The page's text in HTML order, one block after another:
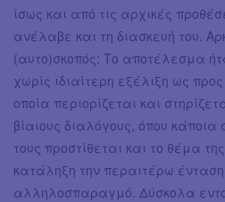
ίσως και από τις αρχικές
ανέλαβε και τη διασκευή του.
(αυτο)σκοπός; Το αποτέλεσμα
χωρίς ιδιαίτερη εξέλιξη ως
οποία περιορίζεται και
βίαιους διαλόγους, όπου κάποια
τους προστίθεται και το θέμα
κατάληξη την περαιτέρω ένταση
αλληλοσπαραγμό. Δύσκολα